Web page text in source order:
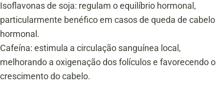
Isoflavonas de soja: regulam o equilíbrio hormonal,
particularmente benéfico em casos de queda de cabelo
hormonal.
Cafeína: estimula a circulação sanguínea local,
melhorando a oxigenação dos folículos e favorecendo o
crescimento do cabelo.